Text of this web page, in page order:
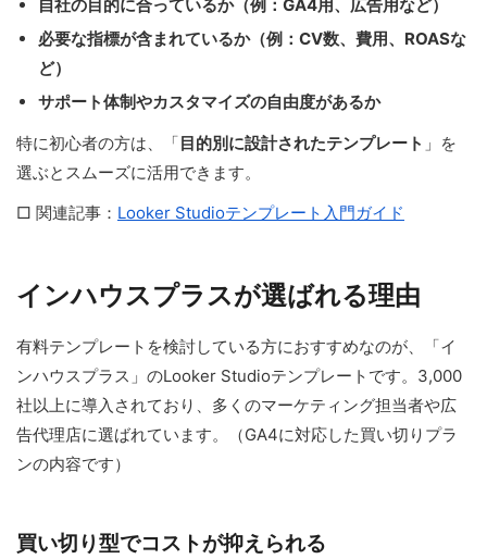
自社の目的に合っているか（例：GA4用、広告用など）
必要な指標が含まれているか（例：CV数、費用、ROASな
ど）
サポート体制やカスタマイズの自由度があるか
特に初心者の方は、「 目的別に設計されたテンプレート 」を
選ぶとスムーズに活用できます。
□ 関連記事： Looker Studioテンプレート入門ガイド
インハウスプラスが選ばれる理由
有料テンプレートを検討している方におすすめなのが、「イ
ンハウスプラス」のLooker Studioテンプレートです。3,000
社以上に導入されており、多くのマーケティング担当者や広
告代理店に選ばれています。（GA4に対応した買い切りプラ
ンの内容です）
買い切り型でコストが抑えられる